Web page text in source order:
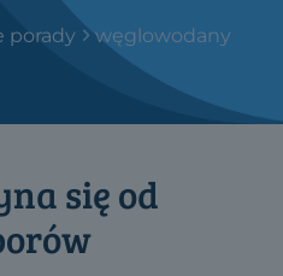
porady węglowodany
się od